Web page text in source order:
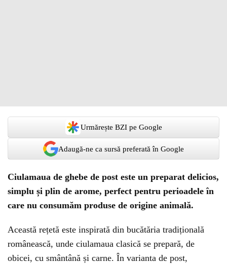
Urmărește BZI pe Google
Adaugă-ne ca sursă preferată în Google
Ciulamaua de ghebe de post este un preparat delicios,
simplu și plin de arome, perfect pentru perioadele în
care nu consumăm produse de origine animală.
Această rețetă este inspirată din bucătăria tradițională
românească, unde ciulamaua clasică se prepară, de
obicei, cu smântână și carne. În varianta de post,